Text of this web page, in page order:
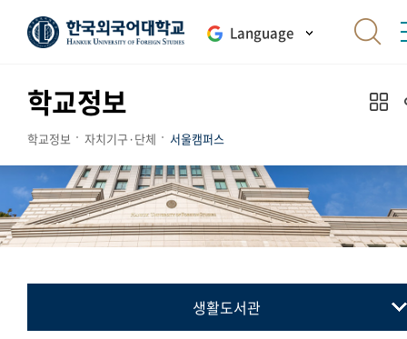
Language
학교정보
학교정보 자치기구·단체 서울캠퍼스
생활도서관